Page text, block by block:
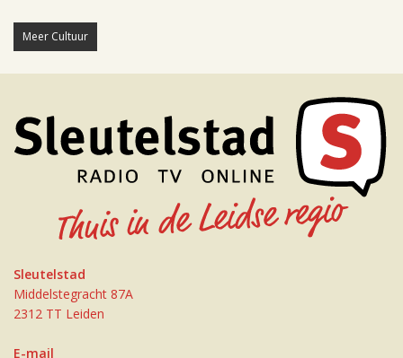
Meer Cultuur
Sleutelstad
Middelstegracht 87A
2312 TT Leiden
E-mail